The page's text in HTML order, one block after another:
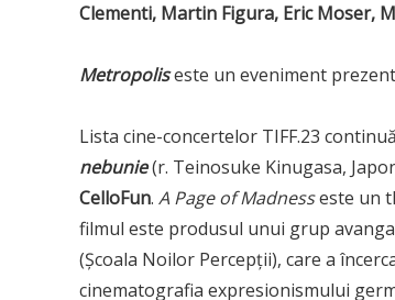
Clementi, Martin Figura, Eric Moser,
Metropoliseste un eveniment
Lista cine-concertelor TIFF.23
nebunie(r. Teinosuke Kinugasa,
CelloFun. A Page of Madnesseste un
filmul este produsul unui grup
(Școala Noilor Percepții), care a
cinematografia expresionismului